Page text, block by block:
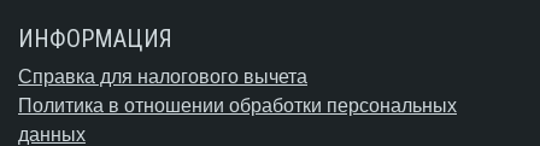
ИНФОРМАЦИЯ
Справка для налогового вычета
Политика в отношении обработки персональных
данных